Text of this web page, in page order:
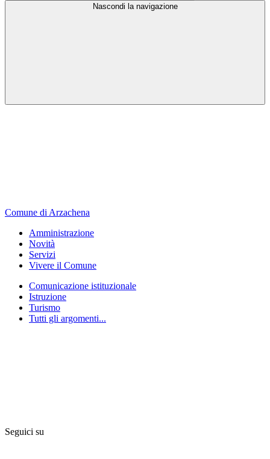
Nascondi la navigazione
Comune di Arzachena
Amministrazione
Novità
Servizi
Vivere il Comune
Comunicazione istituzionale
Istruzione
Turismo
Tutti gli argomenti...
Seguici su